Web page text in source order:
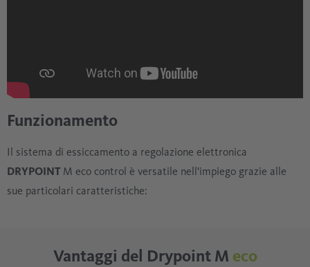
Funzionamento
Il sistema di essiccamento a regolazione elettronica
DRYPOINT M eco control è versatile nell'impiego grazie alle
sue particolari caratteristiche:
Vantaggi del Drypoint M eco